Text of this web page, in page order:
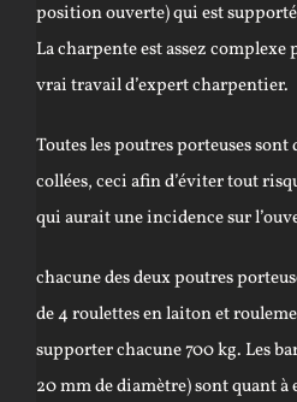
position ouverte) qui est
La charpente est assez complexe
vrai travail d’expert charpentier.
Toutes les poutres porteuses sont
collées, ceci afin d’éviter tout
qui aurait une incidence sur
chacune des deux poutres
de 4 roulettes en laiton et
supporter chacune 700 kg. Les
20 mm de diamètre) sont quant à